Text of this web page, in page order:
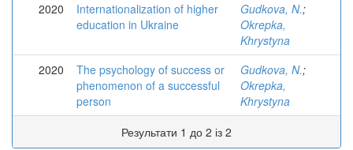
2020
Internationalization of higher
education in Ukraine
Gudkova, N.;
Okrepka,
Khrystyna
2020
The psychology of success or
phenomenon of a successful
person
Gudkova, N.;
Okrepka,
Khrystyna
Результати 1 до 2 із 2